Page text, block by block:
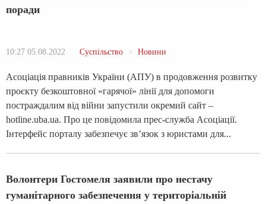
поради
10:27 05.08.2022 Суспільство Новини
Асоціація правників України (АПУ) в продовження розвитку
проєкту безкоштовної «гарячої» лінії для допомоги
постраждалим від війни запустили окремий сайт –
hotline.uba.ua. Про це повідомила прес-служба Асоціації.
Інтерфейс порталу забезпечує зв’язок з юристами для...
Волонтери Гостомеля заявили про нестачу
гуманітарного забезпечення у територіальній